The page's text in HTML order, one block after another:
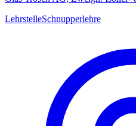
LehrstelleSchnupperlehre